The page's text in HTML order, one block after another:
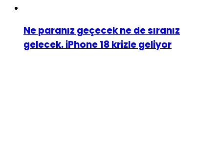
Ne paranız geçecek ne de sıranız
gelecek. iPhone 18 krizle geliyor